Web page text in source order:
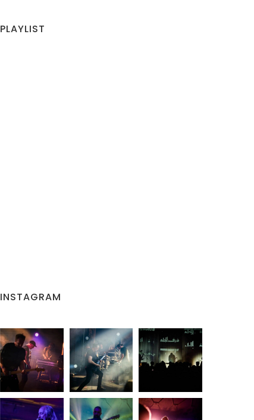
PLAYLIST
INSTAGRAM